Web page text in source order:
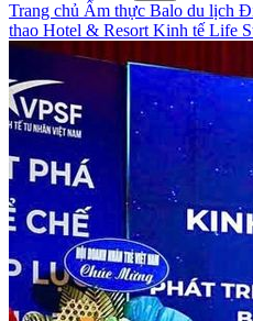
Trang chủ Ẩm thực Balo du lịch
thao Hotel & Resort Kinh tế Life